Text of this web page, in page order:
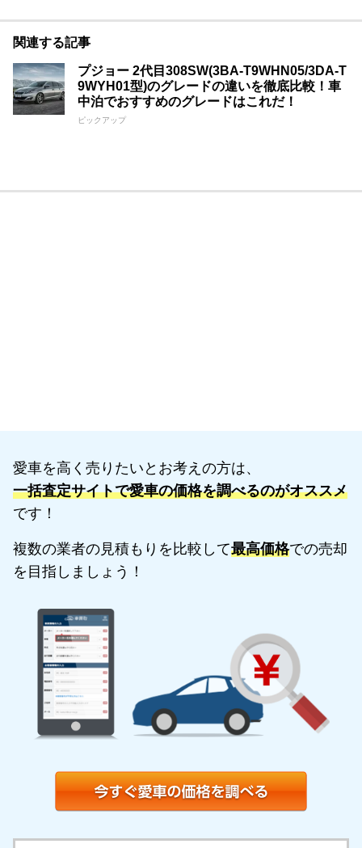
関連する記事
プジョー 2代目308SW(3BA-T9WHN05/3DA-T
9WYH01型)のグレードの違いを徹底比較！車
中泊でおすすめのグレードはこれだ！
ピックアップ
愛車を高く売りたいとお考えの方は、
一括査定サイトで愛車の価格を調べるのがオススメ
です！
複数の業者の見積もりを比較して最高価格での売却
を目指しましょう！